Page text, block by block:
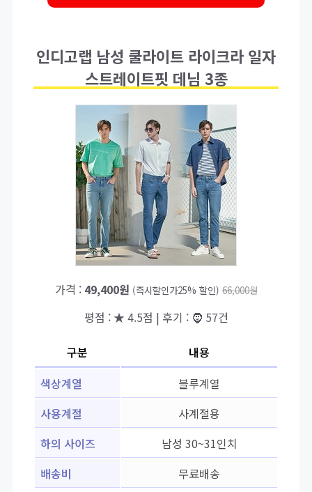
인디고랩 남성 쿨라이트 라이크라 일자
스트레이트핏 데님 3종
가격 : 49,400원 (즉시할인가25% 할인) 66,000원
평점 : ★ 4.5점 | 후기 : 🧔 57건
구분
내용
색상계열
블루계열
사용계절
사계절용
하의 사이즈
남성 30~31인치
배송비
무료배송